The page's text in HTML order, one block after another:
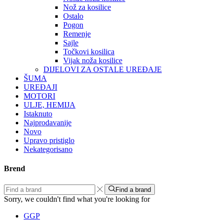
Nož za kosilice
Ostalo
Pogon
Remenje
Sajle
Točkovi kosilica
Vijak noža kosilice
DIJELOVI ZA OSTALE UREĐAJE
ŠUMA
UREĐAJI
MOTORI
ULJE, HEMIJA
Istaknuto
Najprodavanije
Novo
Upravo pristiglo
Nekategorisano
Brend
Find a brand
Sorry, we couldn't find what you're looking for
GGP